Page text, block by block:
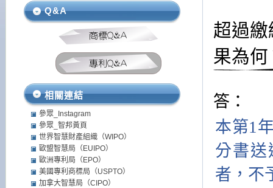
超過
果為
答：
本第1
分書送
者，不
Q&A
相關連結
參眾_Instagram
參眾_智邦黃頁
世界智慧財產組織（WIPO）
歐盟智慧局（EUIPO）
歐洲專利局（EPO）
美國專利商標局（USPTO）
加拿大智慧局（CIPO）